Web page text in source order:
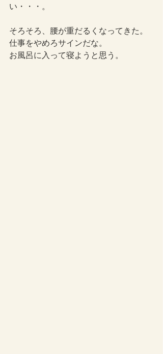
い・・・。
そろそろ、腰が重だるくなってきた。
仕事をやめろサインだな。
お風呂に入って寝ようと思う。